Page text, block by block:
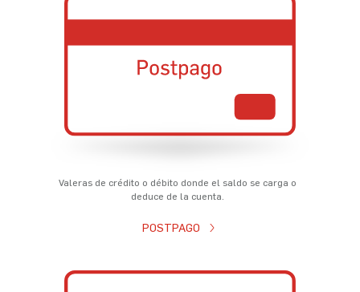
Valeras de crédito o débito donde el saldo se carga o
deduce de la cuenta.
POSTPAGO